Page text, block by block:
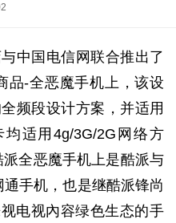
中国电信网联合推出了
品-全恶魔手机上，该设
频段设计方案，并适用
适用4g/3G/2G网络方
全恶魔手机上是酷派与
手机，也是继酷派锋尚
电视內容绿色生态的手